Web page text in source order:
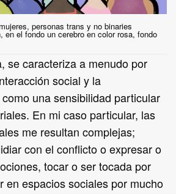
personas trans y no binaries
en el fondo un cerebro en color rosa, fondo
se caracteriza a menudo por
social y la
una sensibilidad particular
En mi caso particular, las
me resultan complejas;
con el conflicto o expresar o
tocar o ser tocada por
en espacios sociales por mucho